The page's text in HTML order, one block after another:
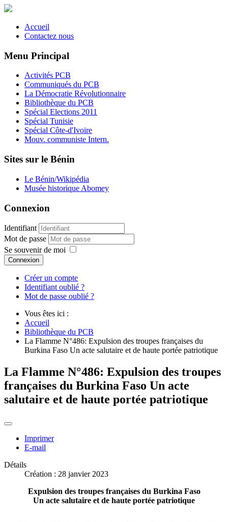
Accueil
Contactez nous
Menu Principal
Activités PCB
Communiqués du PCB
La Démocratie Révolutionnaire
Bibliothèque du PCB
Spécial Elections 2011
Spécial Tunisie
Spécial Côte-d'Ivoire
Mouv. communiste Intern.
Sites sur le Bénin
Le Bénin/Wikipédia
Musée historique Abomey
Connexion
Identifiant
Mot de passe
Se souvenir de moi
Connexion
Créer un compte
Identifiant oublié ?
Mot de passe oublié ?
Vous êtes ici :
Accueil
Bibliothèque du PCB
La Flamme N°486: Expulsion des troupes françaises du
Burkina Faso Un acte salutaire et de haute portée patriotique
La Flamme N°486: Expulsion des troupes
françaises du Burkina Faso Un acte
salutaire et de haute portée patriotique
Imprimer
E-mail
Détails
Création : 28 janvier 2023
Expulsion des troupes françaises du Burkina Faso
Un acte salutaire et de haute portée patriotique